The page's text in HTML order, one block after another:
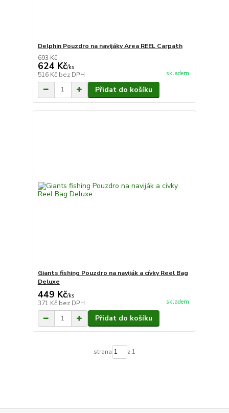
Delphin Pouzdro na navijáky Area REEL Carpath
693 Kč
624 Kč/ks
516 Kč bez DPH skladem
Přidat do košíku
Giants fishing Pouzdro na naviják a cívky Reel Bag
Deluxe
449 Kč/ks
371 Kč bez DPH skladem
Přidat do košíku
strana z 1